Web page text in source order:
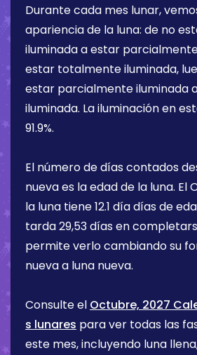
Durante cada mes lunar,
apariencia de la luna: de no
iluminada a estar
estar totalmente iluminada,
estar parcialmente iluminada
iluminada. La iluminación en
91.9%.
El número de días contados
nueva es la edad de la luna. El
la luna tiene12.1 díadías de
tarda 29,53 días en
permite verlo cambiando su
nueva a luna nueva.
Consulte el Octubre, 2027
s lunares para ver todas las
este mes, incluyendo luna